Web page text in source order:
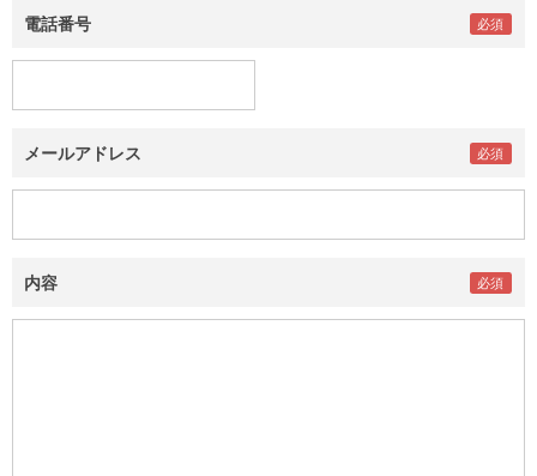
電話番号
メールアドレス
内容